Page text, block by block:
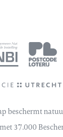
beschermt
37.000